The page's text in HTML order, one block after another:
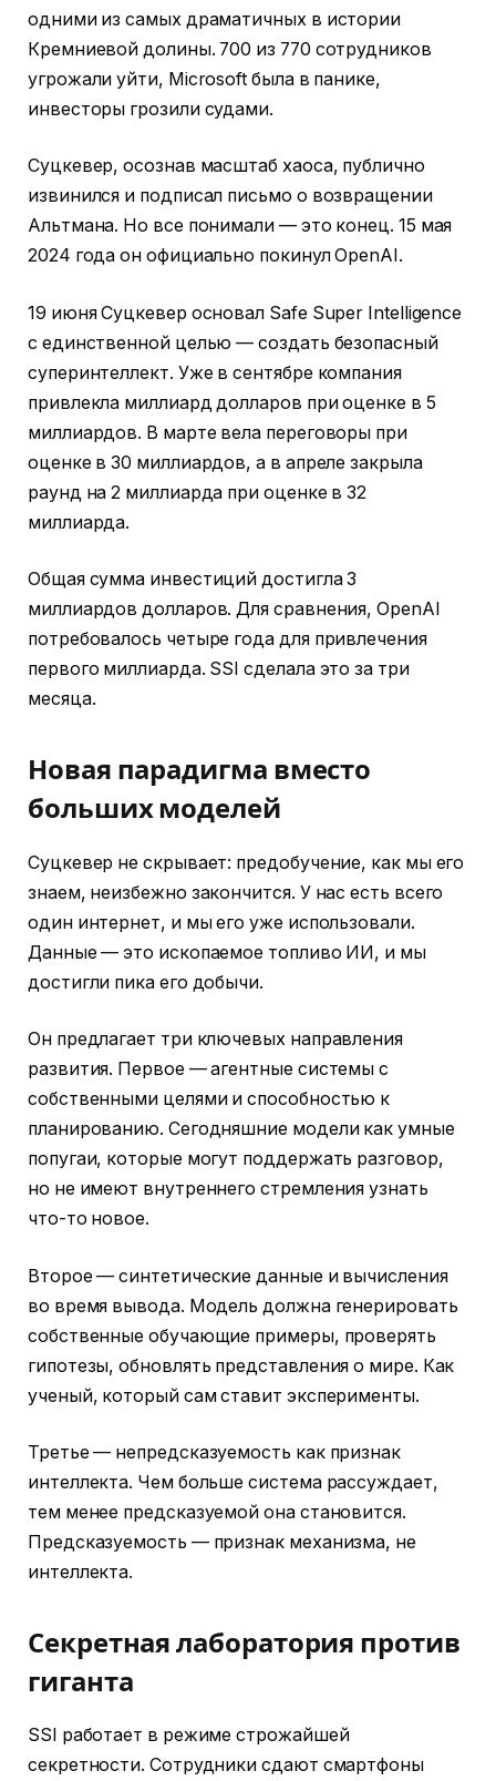
одними из самых драматичных в истории
Кремниевой долины. 700 из 770 сотрудников
угрожали уйти, Microsoft была в панике,
инвесторы грозили судами.
Суцкевер, осознав масштаб хаоса, публично
извинился и подписал письмо о возвращении
Альтмана. Но все понимали — это конец. 15 мая
2024 года он официально покинул OpenAI.
19 июня Суцкевер основал Safe Super Intelligence
с единственной целью — создать безопасный
суперинтеллект. Уже в сентябре компания
привлекла миллиард долларов при оценке в 5
миллиардов. В марте вела переговоры при
оценке в 30 миллиардов, а в апреле закрыла
раунд на 2 миллиарда при оценке в 32
миллиарда.
Общая сумма инвестиций достигла 3
миллиардов долларов. Для сравнения, OpenAI
потребовалось четыре года для привлечения
первого миллиарда. SSI сделала это за три
месяца.
Новая парадигма вместо
больших моделей
Суцкевер не скрывает: предобучение, как мы его
знаем, неизбежно закончится. У нас есть всего
один интернет, и мы его уже использовали.
Данные — это ископаемое топливо ИИ, и мы
достигли пика его добычи.
Он предлагает три ключевых направления
развития. Первое — агентные системы с
собственными целями и способностью к
планированию. Сегодняшние модели как умные
попугаи, которые могут поддержать разговор,
но не имеют внутреннего стремления узнать
что-то новое.
Второе — синтетические данные и вычисления
во время вывода. Модель должна генерировать
собственные обучающие примеры, проверять
гипотезы, обновлять представления о мире. Как
ученый, который сам ставит эксперименты.
Третье — непредсказуемость как признак
интеллекта. Чем больше система рассуждает,
тем менее предсказуемой она становится.
Предсказуемость — признак механизма, не
интеллекта.
Секретная лаборатория против
гиганта
SSI работает в режиме строжайшей
секретности. Сотрудники сдают смартфоны